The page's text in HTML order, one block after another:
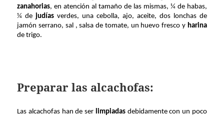
zanahorias, en atención al tamaño de las mismas, ¼ de habas,
¼ de judías verdes, una cebolla, ajo, aceite, dos lonchas de
jamón serrano, sal , salsa de tomate, un huevo fresco y harina
de trigo.
Preparar las alcachofas:
Las alcachofas han de ser limpiadasdebidamente con un poco